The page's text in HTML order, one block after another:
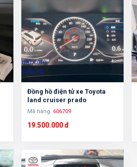
Đồng hồ điện tử xe Toyota
land cruiser prado
Mã hàng: 606709
19.500.000 đ